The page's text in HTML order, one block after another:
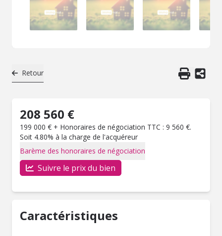
Retour
208 560 €
199 000 € + Honoraires de négociation TTC : 9 560 €.
Soit 4.80% à la charge de l'acquéreur
Barème des honoraires de négociation
Suivre le prix du bien
Caractéristiques